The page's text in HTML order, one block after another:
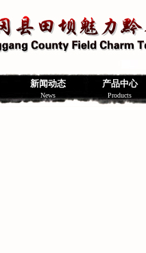
新闻动态
News
产品中心
Products